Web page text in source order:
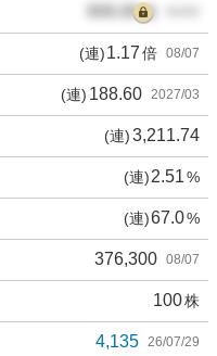
000.00倍
(連)1.17倍 08/07
(連) 188.60 2027/03
(連)3,211.74
(連)2.51%
(連)67.0%
376,300 08/07
100株
4,135 26/07/29